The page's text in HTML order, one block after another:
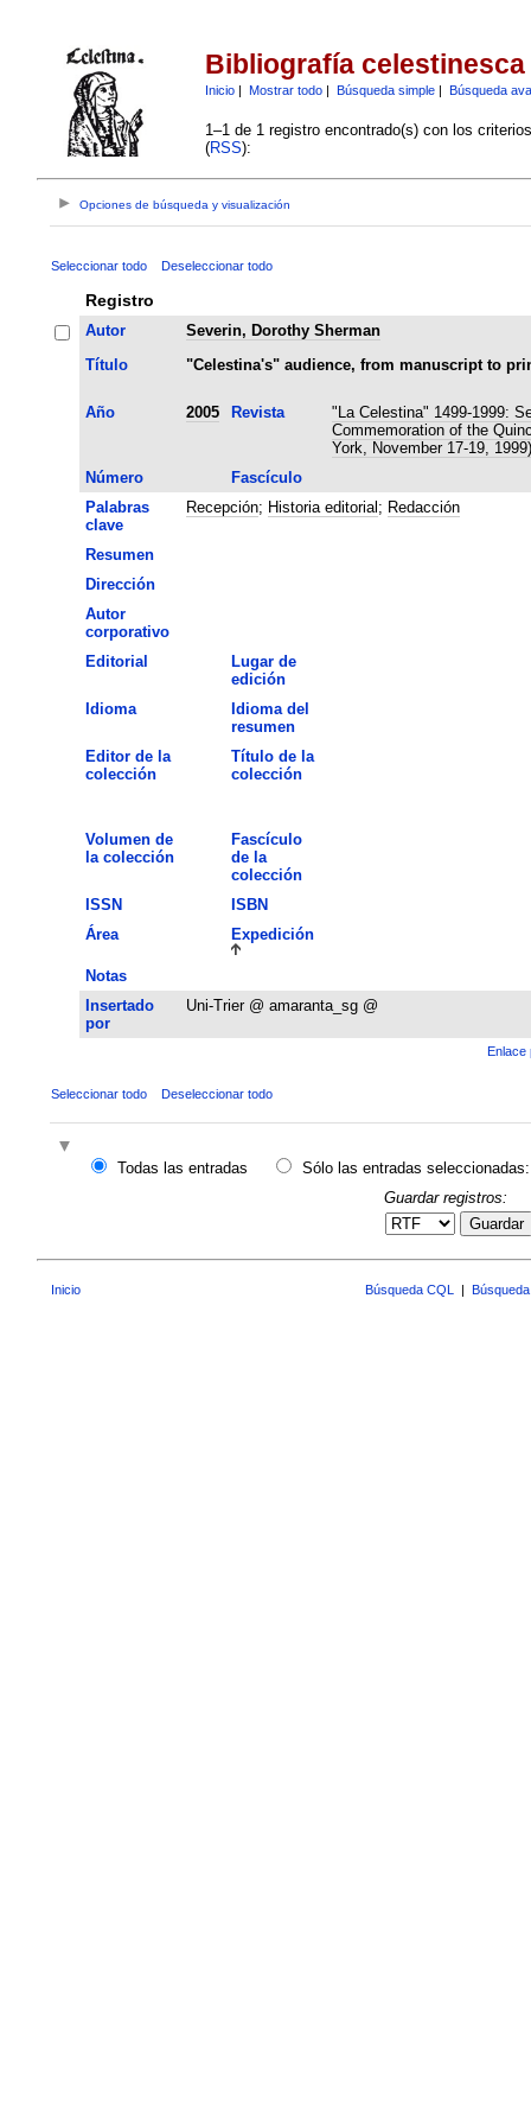
Bibliografía celestinesca
Inicio| Mostrar todo| Búsqueda simple| Búsqueda
1–1 de 1 registro encontrado(s) con los
(RSS):
Opciones de búsqueda y visualización
Seleccionar todo Deseleccionar todo
Registro
Autor
Severin, Dorothy Sherman
Título
"Celestina's" audience, from manuscript to
Año 2005 Revista
"La Celestina" 1499-1999:
Commemoration of the
York, November 17-19, 1999)
Número
Fascículo
Palabras
clave
Recepción; Historia editorial ; Redacción
Resumen
Dirección
Autor
corporativo
Editorial
Lugar de
edición
Idioma
Idioma del
resumen
Editor de la
colección
Título de la
colección
Volumen de
la colección
Fascículo
de la
colección
ISSN
ISBN
Área
Expedición
Notas
Insertado
por
Uni-Trier @ amaranta_sg @
Enlace
Seleccionar todo Deseleccionar todo
Todas las entradas
Sólo las entradas seleccionadas:
Guardar registros:
Guardar
Inicio Búsqueda CQL